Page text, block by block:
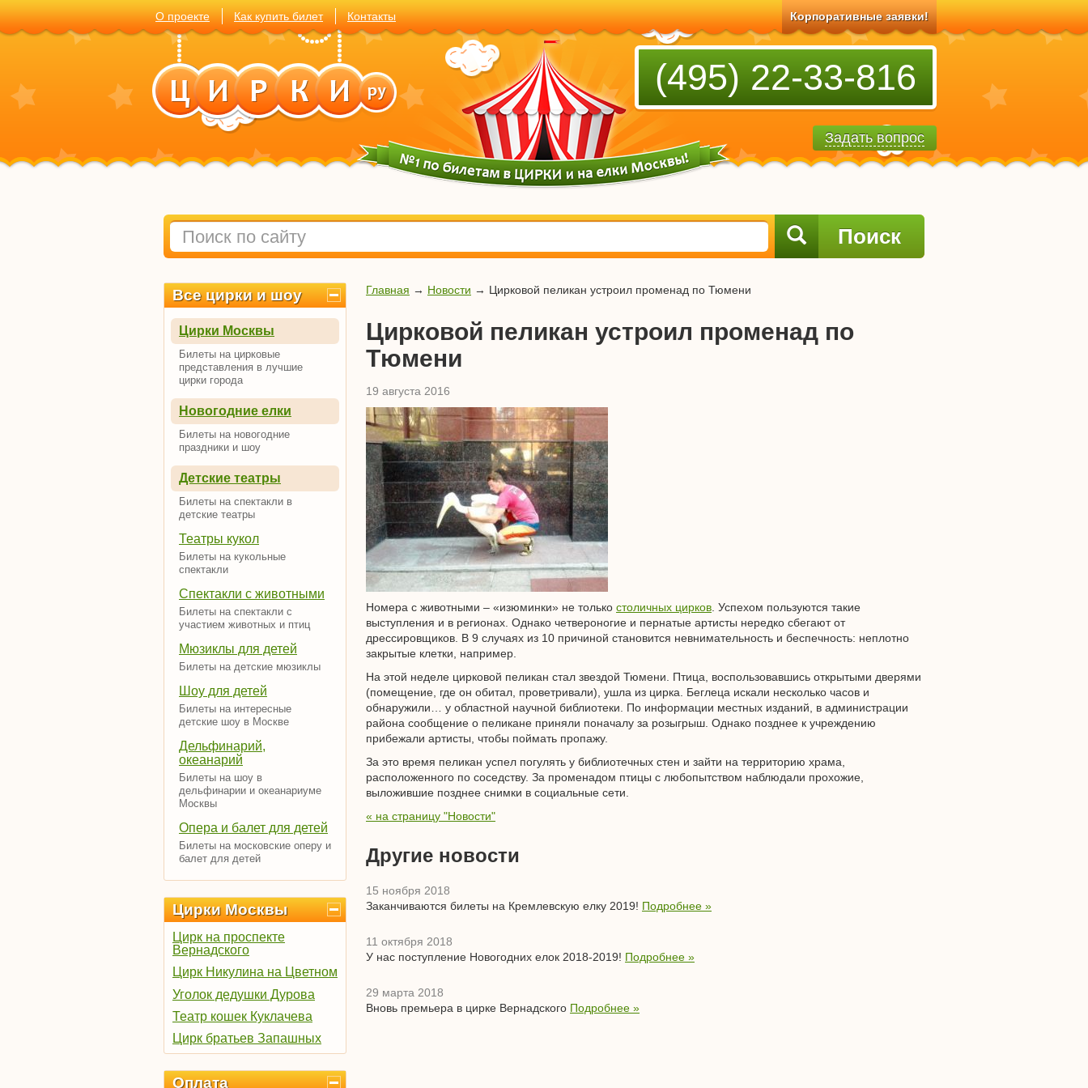
О проекте Как купить билет Контакты Корпоративные заявки!
(495) 22-33-816
Задать вопрос
Поиск
Все цирки и шоу
Цирки Москвы
Билеты на цирковые
представления в лучшие
цирки города
Новогодние елки
Билеты на новогодние
праздники и шоу
Детские театры
Билеты на спектакли в
детские театры
Театры кукол
Билеты на кукольные
спектакли
Спектакли с животными
Билеты на спектакли с
участием животных и птиц
Мюзиклы для детей
Билеты на детские мюзиклы
Шоу для детей
Билеты на интересные
детские шоу в Москве
Дельфинарий,
океанарий
Билеты на шоу в
дельфинарии и океанариуме
Москвы
Опера и балет для детей
Билеты на московские оперу и
балет для детей
Цирки Москвы
Цирк на проспекте
Вернадского
Цирк Никулина на Цветном
Уголок дедушки Дурова
Театр кошек Куклачева
Цирк братьев Запашных
Оплата
Главная → Новости → Цирковой пеликан устроил променад по Тюмени
Цирковой пеликан устроил променад по
Тюмени
19 августа 2016
Номера с животными – «изюминки» не только столичных цирков . Успехом пользуются такие
выступления и в регионах. Однако четвероногие и пернатые артисты нередко сбегают от
дрессировщиков. В 9 случаях из 10 причиной становится невнимательность и беспечность: неплотно
закрытые клетки, например.
На этой неделе цирковой пеликан стал звездой Тюмени. Птица, воспользовавшись открытыми дверями
(помещение, где он обитал, проветривали), ушла из цирка. Беглеца искали несколько часов и
обнаружили… у областной научной библиотеки. По информации местных изданий, в администрации
района сообщение о пеликане приняли поначалу за розыгрыш. Однако позднее к учреждению
прибежали артисты, чтобы поймать пропажу.
За это время пеликан успел погулять у библиотечных стен и зайти на территорию храма,
расположенного по соседству. За променадом птицы с любопытством наблюдали прохожие,
выложившие позднее снимки в социальные сети.
« на страницу "Новости"
Другие новости
15 ноября 2018
Заканчиваются билеты на Кремлевскую елку 2019! Подробнее »
11 октября 2018
У нас поступление Новогодних елок 2018-2019! Подробнее »
29 марта 2018
Вновь премьера в цирке Вернадского Подробнее »